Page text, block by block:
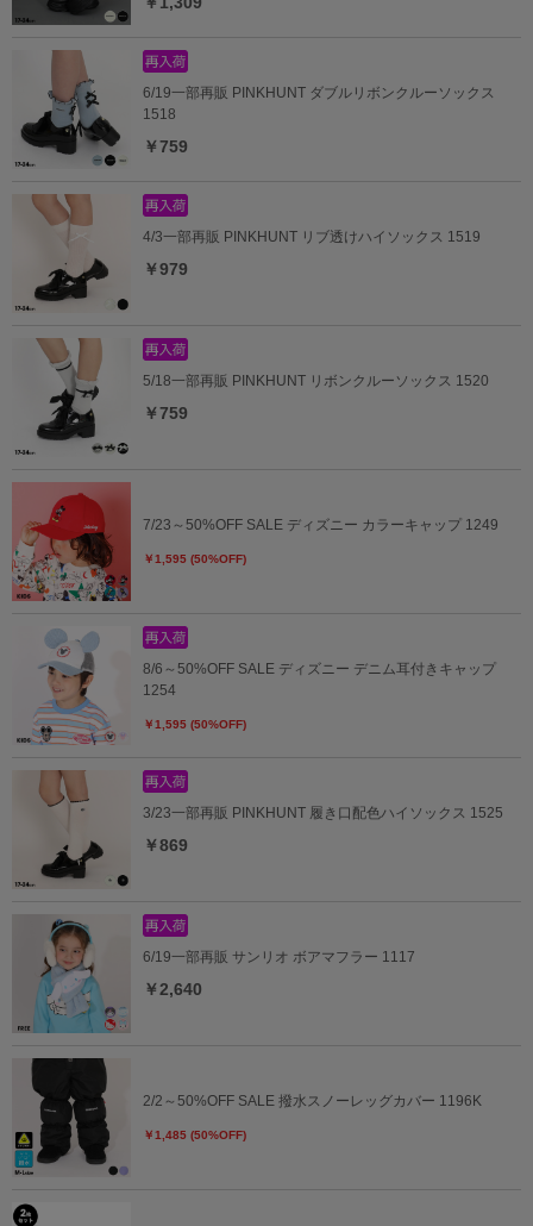
6/19一部再販 PINKHUNT ダブルリボンクルーソックス
1518
￥759
4/3一部再販 PINKHUNT リブ透けハイソックス 1519
￥979
5/18一部再販 PINKHUNT リボンクルーソックス 1520
￥759
7/23～50%OFF SALE ディズニー カラーキャップ 1249
￥1,595 (50%OFF)
8/6～50%OFF SALE ディズニー デニム耳付きキャップ
1254
￥1,595 (50%OFF)
3/23一部再販 PINKHUNT 履き口配色ハイソックス 1525
￥869
6/19一部再販 サンリオ ボアマフラー 1117
￥2,640
2/2～50%OFF SALE 撥水スノーレッグカバー 1196K
￥1,485 (50%OFF)